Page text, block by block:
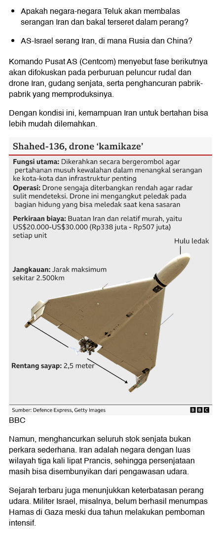
Apakah negara-negara Teluk akan membalas
serangan Iran dan bakal terseret dalam perang?
AS-Israel serang Iran, di mana Rusia dan China?
Komando Pusat AS (Centcom) menyebut fase berikutnya
akan difokuskan pada perburuan peluncur rudal dan
drone Iran, gudang senjata, serta penghancuran pabrik-
pabrik yang memproduksinya.
Dengan kondisi ini, kemampuan Iran untuk bertahan bisa
lebih mudah dilemahkan.
BBC
Namun, menghancurkan seluruh stok senjata bukan
perkara sederhana. Iran adalah negara dengan luas
wilayah tiga kali lipat Prancis, sehingga persenjataan
masih bisa disembunyikan dari pengawasan udara.
Sejarah terbaru juga menunjukkan keterbatasan perang
udara. Militer Israel, misalnya, belum berhasil menumpas
Hamas di Gaza meski dua tahun melakukan pemboman
intensif.